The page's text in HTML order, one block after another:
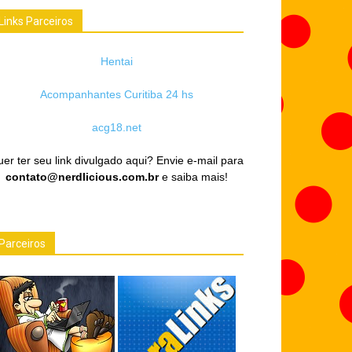
Parceiros
Hentai
Acompanhantes Curitiba 24 hs
acg18.net
ter seu link divulgado aqui? Envie e-mail para
contato@nerdlicious.com.bre saiba mais!